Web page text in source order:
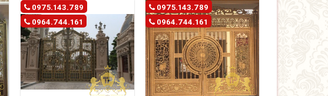
0975.143.789
0964.744.161
0975.143.789
0964.744.161